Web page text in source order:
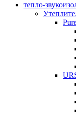
тепло-